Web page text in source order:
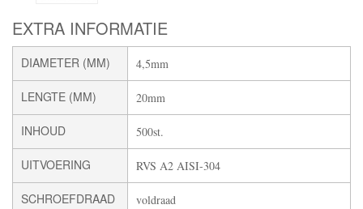
EXTRA INFORMATIE
DIAMETER (MM) 4,5mm
LENGTE (MM) 20mm
INHOUD 500st.
UITVOERING RVS A2 AISI-304
SCHROEFDRAAD voldraad